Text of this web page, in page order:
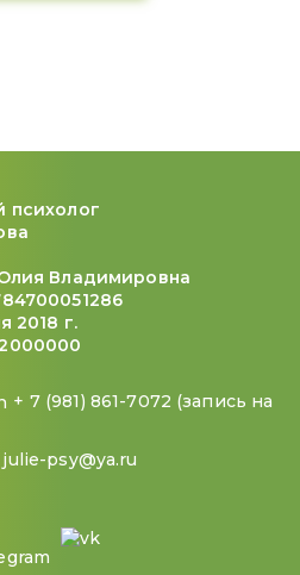
психолог
Владимировна
2018 г.
+ 7 (981) 861-7072 (запись на
julie-psy@ya.ru